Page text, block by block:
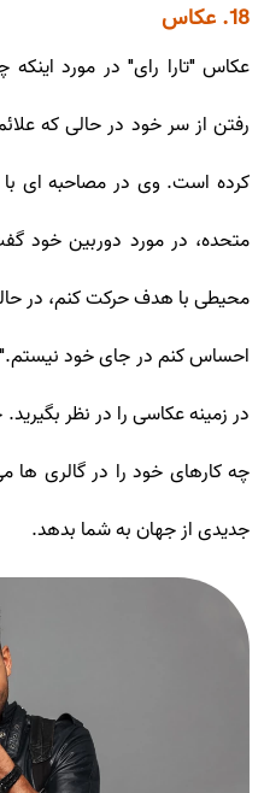
18. عکاس
عکاس "تارا رای" در مورد اینکه
رفتن از سر خود در حالی که
کرده است. وی در مصاحبه ای با
متحده، در مورد دوربین خود
محیطی با هدف حرکت کنم، در
احساس کنم در جای خود نیستم."
در زمینه عکاسی را در نظر
چه کارهای خود را در گالری ها
جدیدی از جهان به شما بدهد.